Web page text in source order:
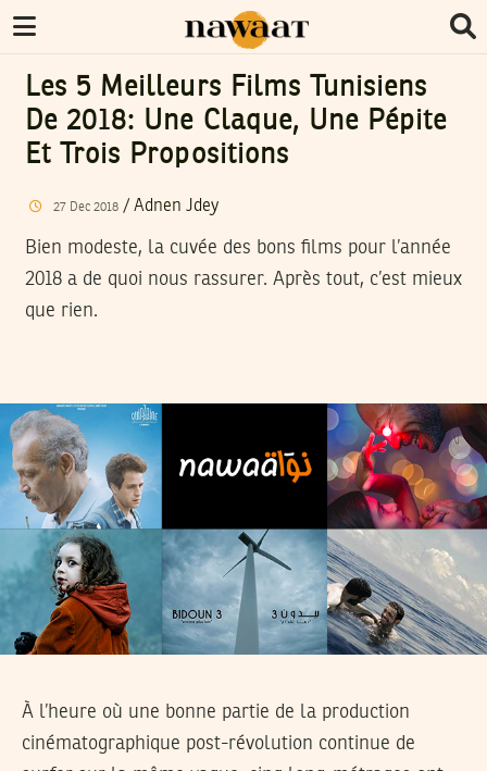
Les 5 Meilleurs Films Tunisiens
De 2018: Une Claque, Une Pépite
Et Trois Propositions
27 Dec 2018/ Adnen Jdey
Bien modeste, la cuvée des bons films pour l’année
2018 a de quoi nous rassurer. Après tout, c’est mieux
que rien.
À l’heure où une bonne partie de la production
cinématographique post-révolution continue de